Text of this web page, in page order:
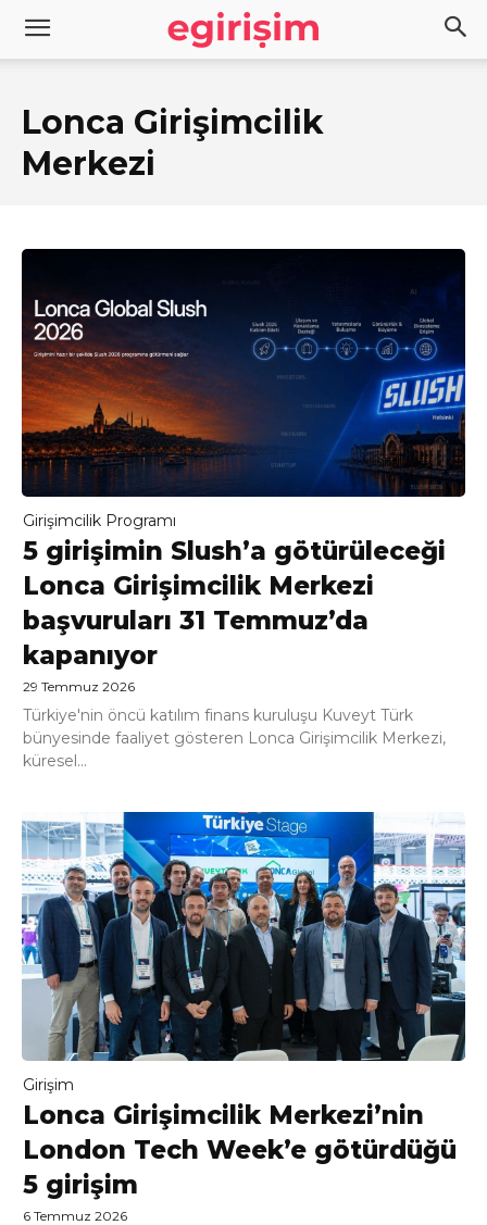
Lonca Girişimcilik
Merkezi
Girişimcilik Programı
5 girişimin Slush’a götürüleceği
Lonca Girişimcilik Merkezi
başvuruları 31 Temmuz’da
kapanıyor
29 Temmuz 2026
Türkiye'nin öncü katılım finans kuruluşu Kuveyt Türk
bünyesinde faaliyet gösteren Lonca Girişimcilik Merkezi,
küresel...
Girişim
Lonca Girişimcilik Merkezi’nin
London Tech Week’e götürdüğü
5 girişim
6 Temmuz 2026